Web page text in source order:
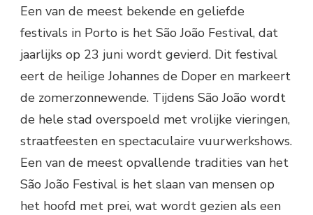
Een van de meest bekende en geliefde
festivals in Porto is het São João Festival, dat
jaarlijks op 23 juni wordt gevierd. Dit festival
eert de heilige Johannes de Doper en markeert
de zomerzonnewende. Tijdens São João wordt
de hele stad overspoeld met vrolijke vieringen,
straatfeesten en spectaculaire vuurwerkshows.
Een van de meest opvallende tradities van het
São João Festival is het slaan van mensen op
het hoofd met prei, wat wordt gezien als een